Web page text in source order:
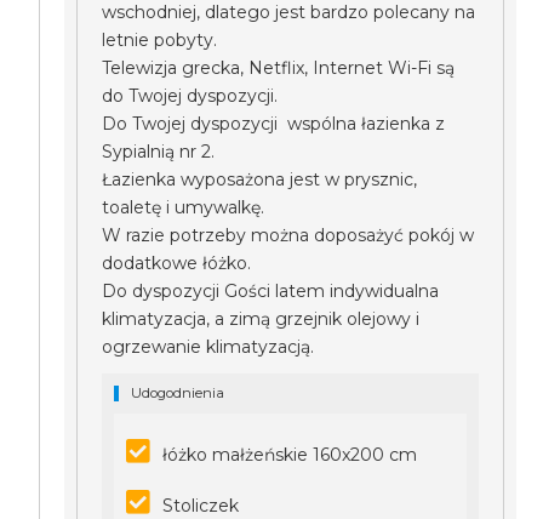
wschodniej, dlatego jest bardzo polecany na
letnie pobyty.
Telewizja grecka, Netflix, Internet Wi-Fi są
do Twojej dyspozycji.
Do Twojej dyspozycji wspólna łazienka z
Sypialnią nr 2.
Łazienka wyposażona jest w prysznic,
toaletę i umywalkę.
W razie potrzeby można doposażyć pokój w
dodatkowe łóżko.
Do dyspozycji Gości latem indywidualna
klimatyzacja, a zimą grzejnik olejowy i
ogrzewanie klimatyzacją.
Udogodnienia
łóżko małżeńskie 160x200 cm
Stoliczek